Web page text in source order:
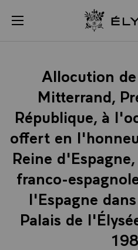
menu
Allocution
Mitterrand,
République, à
offert en
Reine
franco-
l'Espagne
Palais de
Panneau de gestion des cookies